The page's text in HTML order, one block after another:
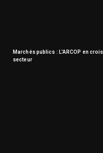
Marchés publics : L’ARCOP en
secteur